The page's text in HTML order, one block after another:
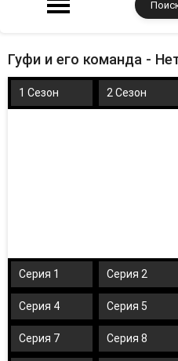
Гуфи и его команда -
1 Сезон 2 Сезон
Серия 1 Серия 2
Серия 4 Серия 5
Серия 7 Серия 8